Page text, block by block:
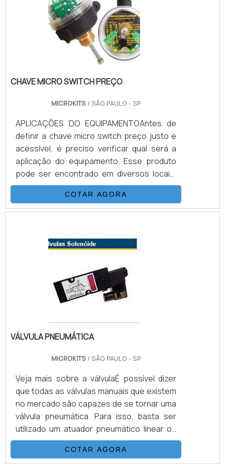
projetos. O cliente deve sempre procurar
as origens do produto, quais são os
materiais que nele .
CHAVE MICRO SWITCH PREÇO
MICROKITS/ SÃO PAULO - SP
APLICAÇÕES DO EQUIPAMENTOAntes de
definir a chave micro switch preço justo e
acessível, é preciso verificar qual será a
aplicação do equipamento. Esse produto
pode ser encontrado em diversos locais,
como em máquinas, outros equipamentos,
como equipamentos de sinalização geral,
em sistemas de segurança como alarmes,
válvulas industriais e em muitas outras
aplicações.A linha de motores de posição
industriais rotativas ou lin.
COTAR AGORA
VÁLVULA PNEUMÁTICA
MICROKITS/ SÃO PAULO - SP
Veja mais sobre a válvulaÉ possível dizer
que todas as válvulas manuais que existem
no mercado são capazes de se tornar uma
válvula pneumática. Para isso, basta ser
utilizado um atuador pneumático linear ou
rotativo, conforme o modelo da válvula e o
kit de montagem, que deve ser correto
COTAR AGORA